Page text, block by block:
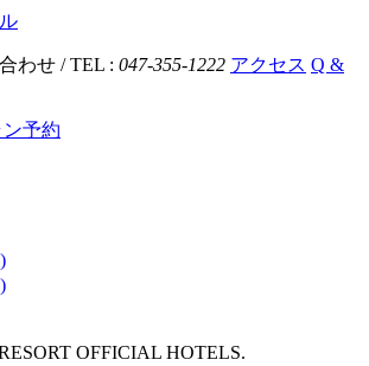
わせ / TEL : 047-355-1222 アクセス Q &
予約
OFFICIAL HOTELS.